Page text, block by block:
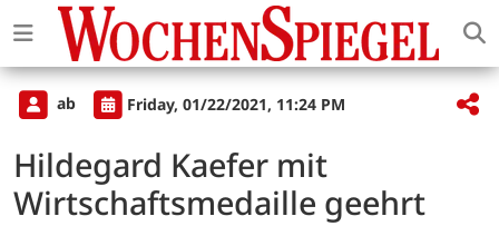
ab Friday, 01/22/2021, 11:24 PM
Hildegard Kaefer mit
Wirtschaftsmedaille geehrt